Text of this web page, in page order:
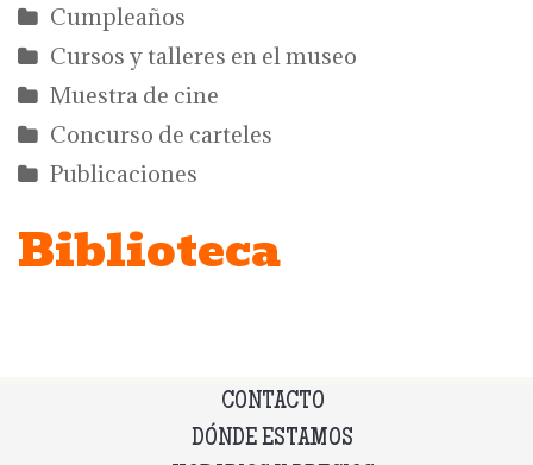
Cumpleaños
Cursos y talleres en el museo
Muestra de cine
Concurso de carteles
Publicaciones
Biblioteca
CONTACTO
DÓNDE ESTAMOS